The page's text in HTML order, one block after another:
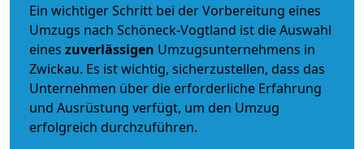
Ein wichtiger Schritt bei der Vorbereitung eines
Umzugs nach Schöneck-Vogtland ist die Auswahl
eines zuverlässigen Umzugsunternehmens in
Zwickau. Es ist wichtig, sicherzustellen, dass das
Unternehmen über die erforderliche Erfahrung
und Ausrüstung verfügt, um den Umzug
erfolgreich durchzuführen.